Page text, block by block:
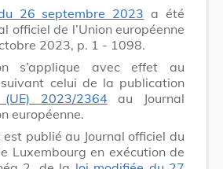
26 septembre 2023 a été
officiel de l’Union européenne
2023, p. 1 - 1098.
s’applique avec effet au
celui de la publication
(UE) 2023/2364 au Journal
européenne.
publié au Journal officiel du
Luxembourg en exécution de